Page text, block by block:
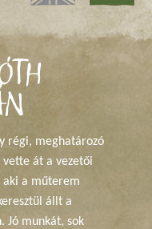
régi, meghatározó
vette át a vezetői
a műterem
állt a
Jó munkát, sok